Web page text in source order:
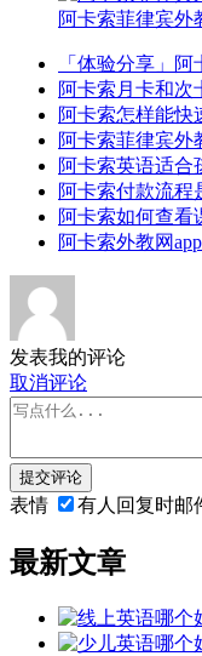
阿卡索菲律宾外
「体验分享」
阿卡索月卡和次
阿卡索怎样能快
阿卡索菲律宾外
阿卡索英语适合
阿卡索付款流程
阿卡索如何查看
阿卡索外教网
发表我的评论
取消评论
提交评论
表情 有人回复时邮
最新文章